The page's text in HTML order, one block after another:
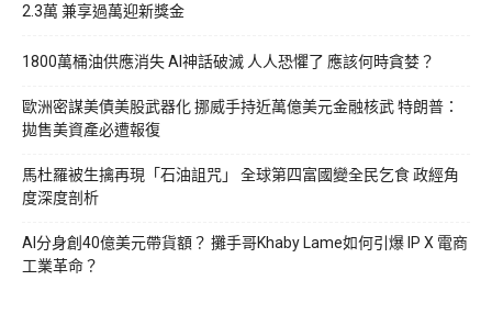
2.3萬 兼享過萬迎新獎金
1800萬桶油供應消失 AI神話破滅 人人恐懼了 應該何時貪婪？
歐洲密謀美債美股武器化 挪威手持近萬億美元金融核武 特朗普：
拋售美資產必遭報復
馬杜羅被生擒再現「石油詛咒」 全球第四富國變全民乞食 政經角
度深度剖析
AI分身創40億美元帶貨額？ 攤手哥Khaby Lame如何引爆 IP X 電商
工業革命？